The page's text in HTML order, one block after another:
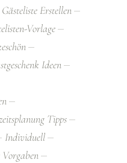
Gästeliste Erstellen
Vorlage
Ideen
Tipps
Individuell